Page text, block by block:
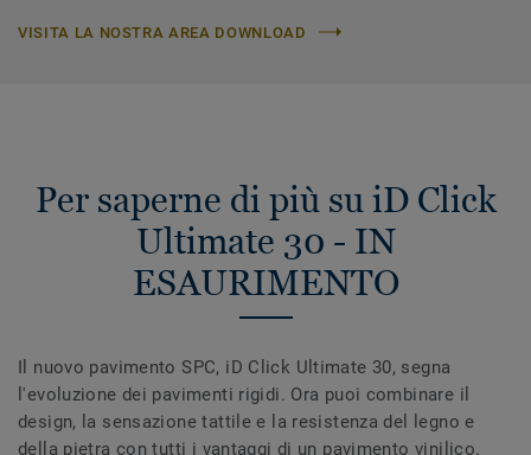
VISITA LA NOSTRA AREA DOWNLOAD
Per saperne di più su iD Click
Ultimate 30 - IN
ESAURIMENTO
Il nuovo pavimento SPC, iD Click Ultimate 30, segna
l'evoluzione dei pavimenti rigidi. Ora puoi combinare il
design, la sensazione tattile e la resistenza del legno e
della pietra con tutti i vantaggi di un pavimento vinilico.